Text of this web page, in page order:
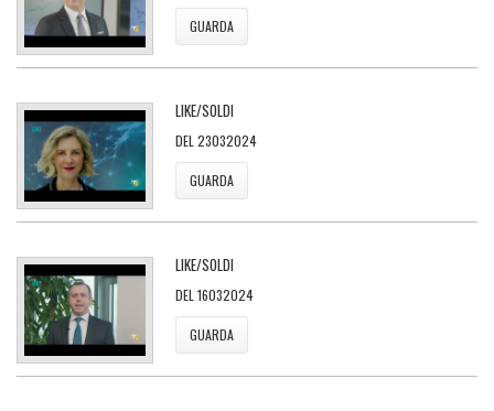
GUARDA
LIKE/SOLDI
DEL 23032024
GUARDA
LIKE/SOLDI
DEL 16032024
GUARDA